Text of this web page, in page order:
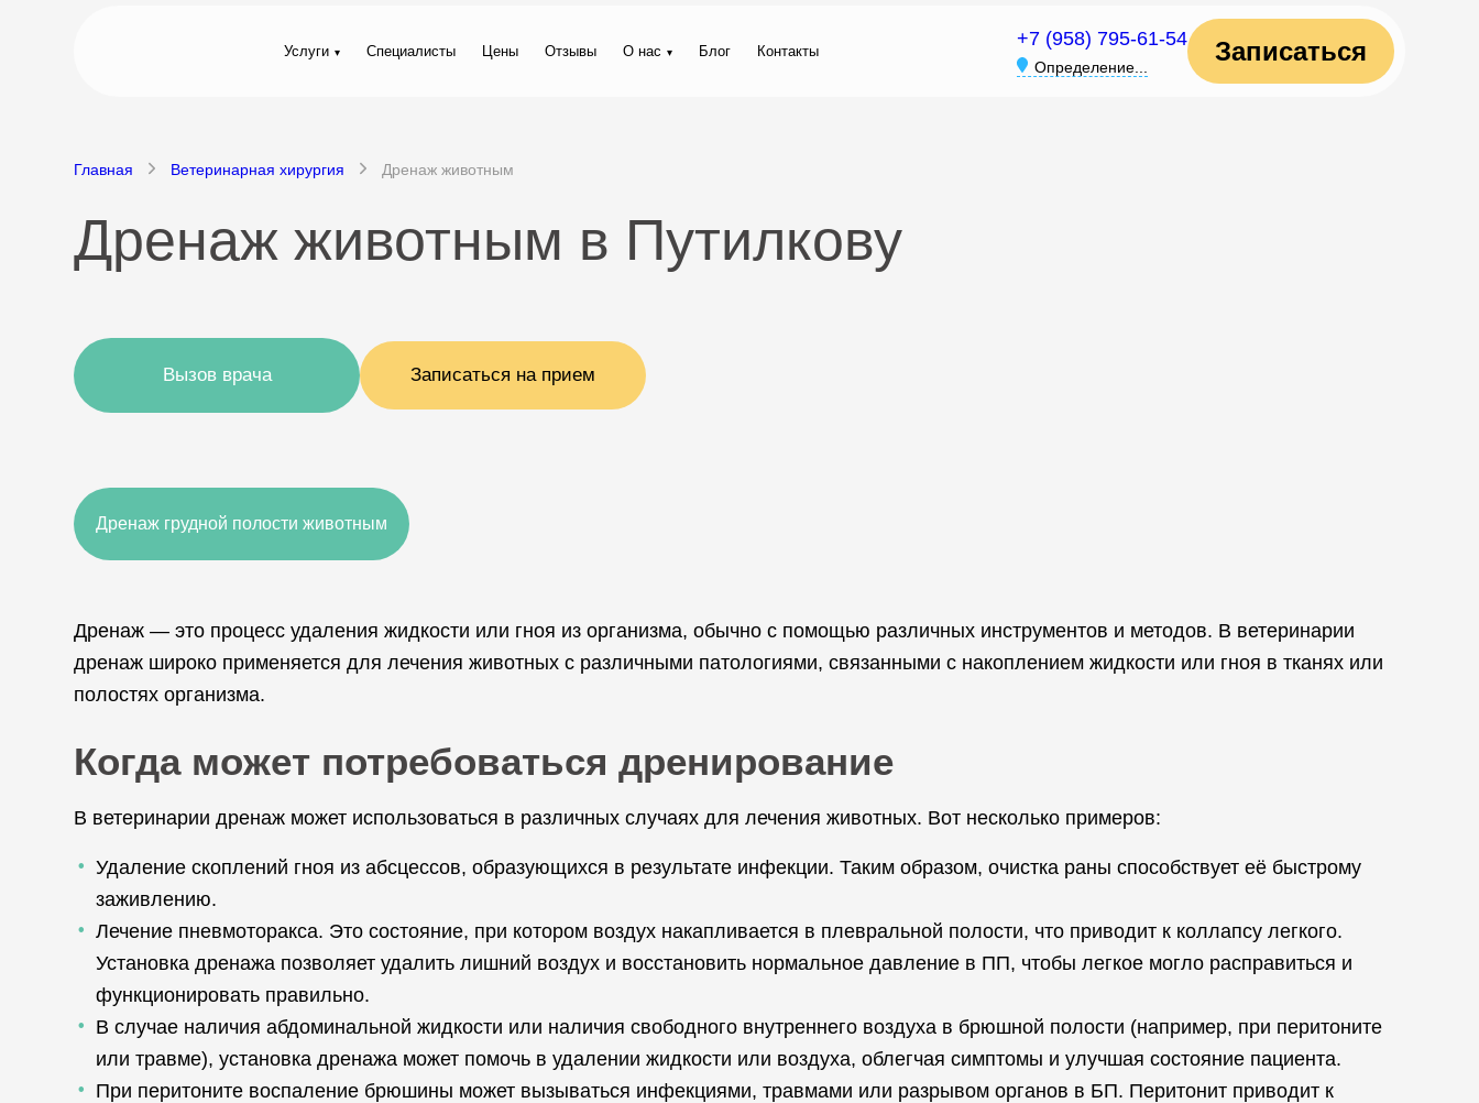
Услуги Специалисты Цены Отзывы О нас Блог Контакты
+7 (958) 795-61-54
Определение...
Записаться
Главная Ветеринарная хирургия Дренаж животным
Дренаж животным в Путилкову
Вызов врача Записаться на прием
Дренаж грудной полости животным
Дренаж — это процесс удаления жидкости или гноя из организма, обычно с помощью различных инструментов и методов. В ветеринарии
дренаж широко применяется для лечения животных с различными патологиями, связанными с накоплением жидкости или гноя в тканях или
полостях организма.
Когда может потребоваться дренирование
В ветеринарии дренаж может использоваться в различных случаях для лечения животных. Вот несколько примеров:
Удаление скоплений гноя из абсцессов, образующихся в результате инфекции. Таким образом, очистка раны способствует её быстрому
заживлению.
Лечение пневмоторакса. Это состояние, при котором воздух накапливается в плевральной полости, что приводит к коллапсу легкого.
Установка дренажа позволяет удалить лишний воздух и восстановить нормальное давление в ПП, чтобы легкое могло расправиться и
функционировать правильно.
В случае наличия абдоминальной жидкости или наличия свободного внутреннего воздуха в брюшной полости (например, при перитоните
или травме), установка дренажа может помочь в удалении жидкости или воздуха, облегчая симптомы и улучшая состояние пациента.
При перитоните воспаление брюшины может вызываться инфекциями, травмами или разрывом органов в БП. Перитонит приводит к